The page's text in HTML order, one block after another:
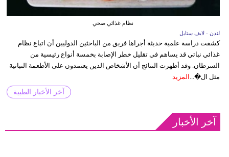
نظام غذائي صحي
لندن - لايف ستايل
كشفت دراسة علمية حديثة أجراها فريق من الباحثين الدوليين أن اتباع نظام
غذائي نباتي قد يساهم في تقليل خطر الإصابة بخمسة أنواع رئيسية من
السرطان. وقد أظهرت النتائج أن الأشخاص الذين يعتمدون على الأطعمة النباتية
مثل ال�...
المزيد
آخر الأخبار الطبية
آخر الأخبار